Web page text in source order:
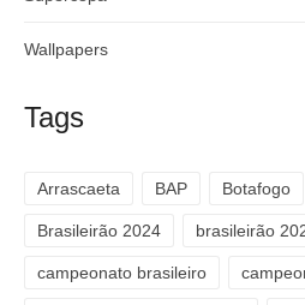
Wallpapers
Tags
Arrascaeta BAP Botafogo
Brasileirão 2024 brasileirão
campeonato brasileiro